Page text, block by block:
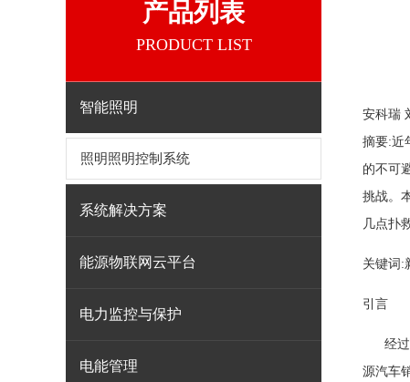
产品列表
PRODUCT LIST
智能照明
照明照明控制系统
系统解决方案
能源物联网云平台
电力监控与保护
电能管理
安科瑞
摘要:近
的不可
挑战。
几点扑
关键词:
引言
经过
源汽车